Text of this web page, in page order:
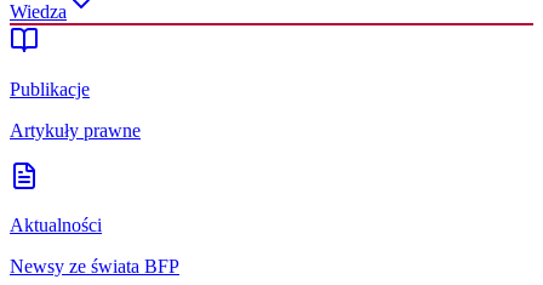
Wiedza
Publikacje
Artykuły prawne
Aktualności
Newsy ze świata BFP